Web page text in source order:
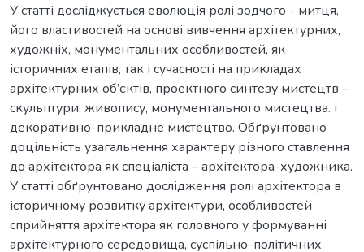
У статті досліджується еволюція ролі зодчого - митця,
його властивостей на основі вивчення архітектурних,
художніх, монументальних особливостей, як
історичних етапів, так і сучасності на прикладах
архітектурних об’єктів, проектного синтезу мистецтв –
скульптури, живопису, монументального мистецтва. і
декоративно-прикладне мистецтво. Обґрунтовано
доцільність узагальнення характеру різного ставлення
до архітектора як спеціаліста – архітектора-художника.
У статті обґрунтовано дослідження ролі архітектора в
історичному розвитку архітектури, особливостей
сприйняття архітектора як головного у формуванні
архітектурного середовища, суспільно-політичних,